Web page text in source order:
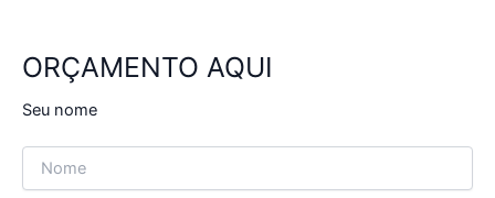
ORÇAMENTO AQUI
Seu nome